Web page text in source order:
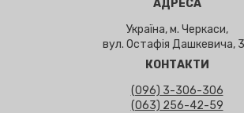
АДРЕСА
Україна, м. Черкаси,
вул. Остафія Дашкевича,
КОНТАКТИ
(096) 3-306-306
(063) 256-42-59